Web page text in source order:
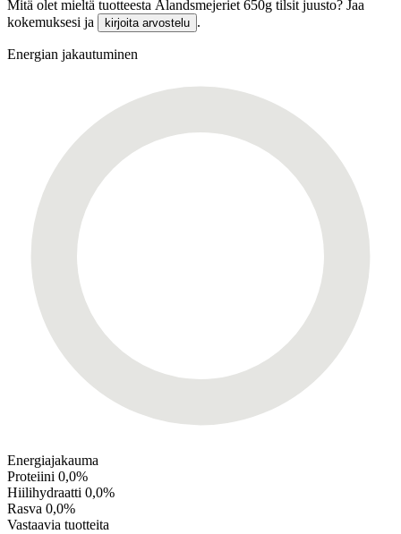
Mitä olet mieltä tuotteesta Ålandsmejeriet 650g tilsit juusto? Jaa
kokemuksesi ja
kirjoita arvostelu .
Energian jakautuminen
Energiajakauma
Proteiini 0,0%
Hiilihydraatti 0,0%
Rasva 0,0%
Vastaavia tuotteita